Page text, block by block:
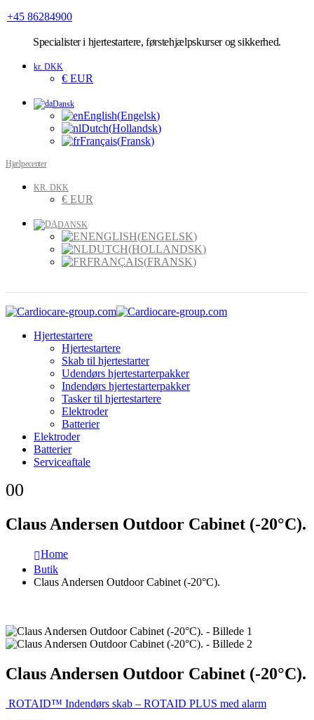
+45 86284900
Specialisteri hjertestartere, førstehjælpskurser og sikkerhed.
kr. DKK
€ EUR
Dansk
English(Engelsk)
Dutch(Hollandsk)
Français(Fransk)
Hjælpecenter
KR. DKK
€ EUR
DANSK
ENGLISH(ENGELSK)
DUTCH(HOLLANDSK)
FRANÇAIS(FRANSK)
Hjertestartere
Hjertestartere
Skab til hjertestarter
Udendørs hjertestarterpakker
Indendørs hjertestarterpakker
Tasker til hjertestartere
Elektroder
Batterier
Elektroder
Batterier
Serviceaftale
00
Claus Andersen Outdoor Cabinet (-20°C).
Home
Butik
Claus Andersen Outdoor Cabinet (-20°C).
Claus Andersen Outdoor Cabinet (-20°C).
ROTAID™ Indendørs skab – ROTAID PLUS med alarm